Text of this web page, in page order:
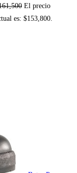
El precio
es: $153,800.